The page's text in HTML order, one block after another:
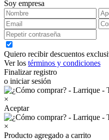
Soy empresa
Quiero recibir descuentos
Ver los términos y condiciones
Finalizar registro
o iniciar sesión
×
Aceptar
×
Producto agregado a carrito